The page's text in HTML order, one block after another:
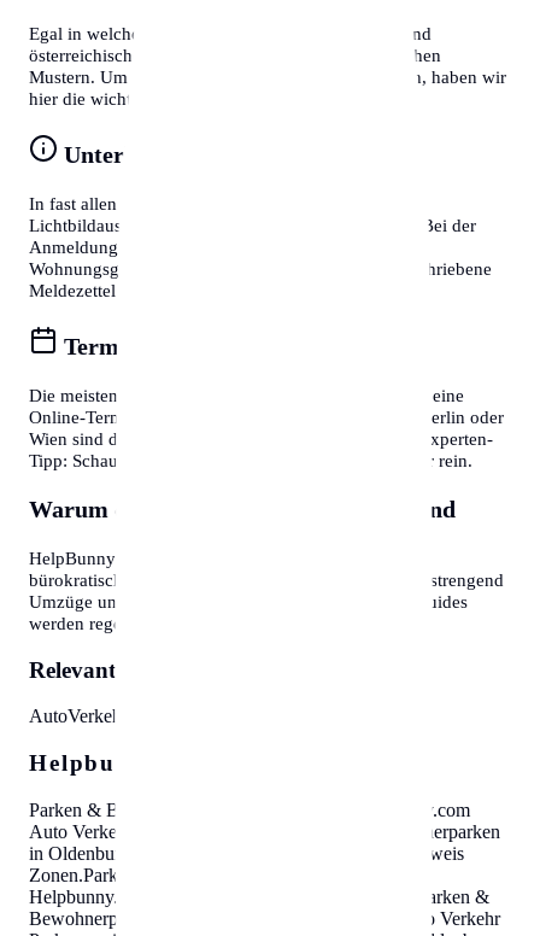
Egal in welcher Stadt Sie sich befinden, deutsche und
österreichische Behördenprozesse folgen oft ähnlichen
Mustern. Um Zeit zu sparen und Frust zu vermeiden, haben wir
hier die wichtigsten Tipps für Sie zusammengefasst:
Unterlagen vorbereiten
In fast allen Fällen benötigen Sie einen gültigen
Lichtbildausweis (Reisepass oder Personalausweis). Bei der
Anmeldung eines Wohnsitzes ist zudem die
Wohnungsgeberbestätigung (in DE) bzw. der unterschriebene
Meldezettel (in AT) zwingend erforderlich.
Termine online buchen
Die meisten Bürgerservice-Stellen bieten mittlerweile eine
Online-Terminvereinbarung an. In Großstädten wie Berlin oder
Wien sind diese oft Wochen im Voraus ausgebucht. Experten-
Tipp: Schauen Sie morgens gegen 7:30 oder 8:00 Uhr rein.
Warum diese Informationen wichtig sind
HelpBunny.com hat es sich zur Aufgabe gemacht,
bürokratische Hürden abzubauen. Wir wissen, wie anstrengend
Umzüge und Behördengänge sein können. Unsere Guides
werden regelmäßig aktualisiert.
Relevante Themen:
AutoVerkehr
Helpbunny.com SEO Cloud
Parken & Bewohnerparken in Oldenburg
Helpbunny.com
Auto Verkehr Parkausweis Zonen
Parken & Bewohnerparken
in Oldenburg
Auto Verkehr Parkausweis
Zonen.Parken & Bewohnerparken in Oldenburg
Helpbunny.com
Parken &
Bewohnerparken in Oldenburg
Auto Verkehr